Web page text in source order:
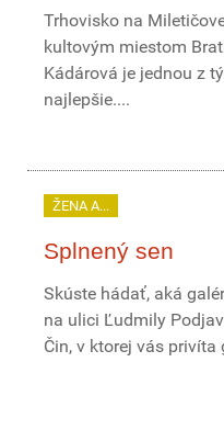
Trhovisko na
kultovým miestom
Kádárová je jednou z
najlepšie....
ŽENA A...
Splnený sen
Skúste hádať, aká
na ulici Ľudmily
Čin, v ktorej vás